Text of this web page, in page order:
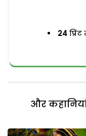
24
और